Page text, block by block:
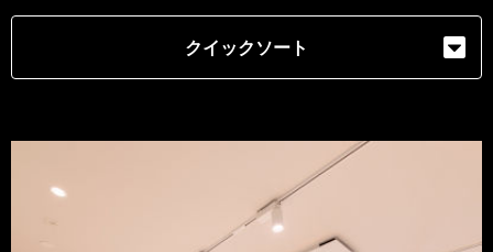
クイックソート